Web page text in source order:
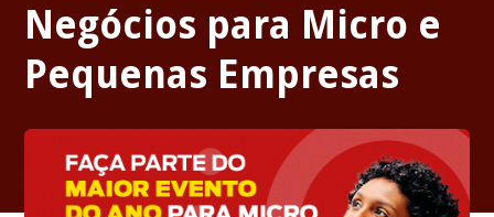
Negócios para Micro e
Pequenas Empresas